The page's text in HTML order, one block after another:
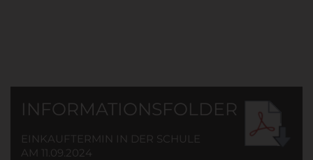
INFORMATIONSFOLDER
EINKAUFTERMIN IN DER SCHULE
AM 11.09.2024